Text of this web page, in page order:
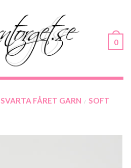
0
SVARTA FÅRET GARN / SOFT